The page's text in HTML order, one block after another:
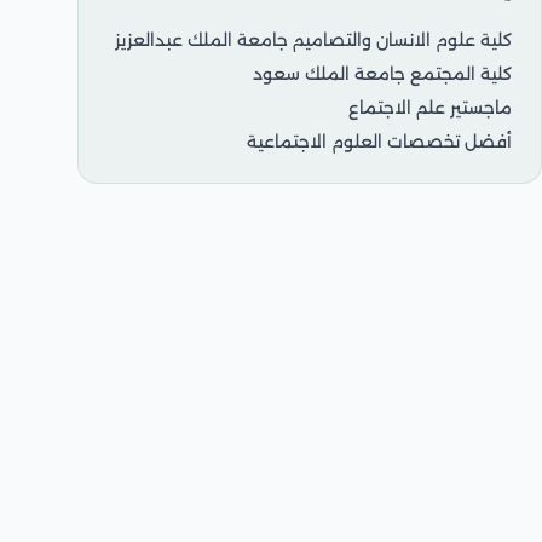
كلية علوم الانسان والتصاميم جامعة الملك عبدالعزيز
كلية المجتمع جامعة الملك سعود
ماجستير علم الاجتماع
أفضل تخصصات العلوم الاجتماعية